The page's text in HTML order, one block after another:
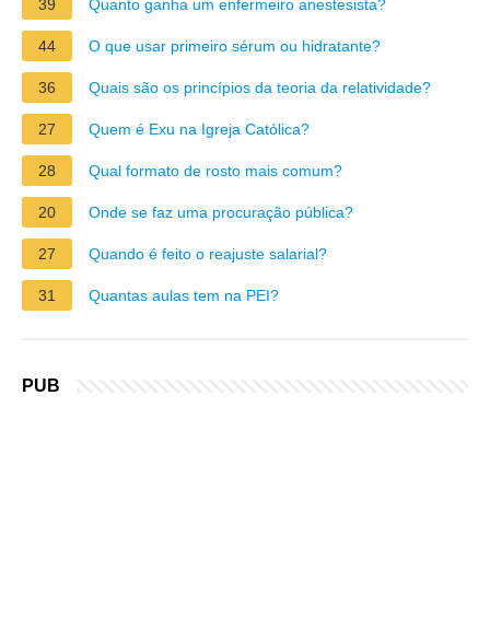
39 Quanto ganha um enfermeiro anestesista?
44 O que usar primeiro sérum ou hidratante?
36 Quais são os princípios da teoria da relatividade?
27 Quem é Exu na Igreja Católica?
28 Qual formato de rosto mais comum?
20 Onde se faz uma procuração pública?
27 Quando é feito o reajuste salarial?
31 Quantas aulas tem na PEI?
PUB